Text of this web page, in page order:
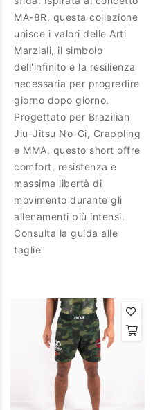
MA-8R, questa collezione
unisce i valori delle Arti
Marziali, il simbolo
dell'infinito e la resilienza
necessaria per progredire
giorno dopo giorno.
Progettato per Brazilian
Jiu-Jitsu No-Gi, Grappling
e MMA, questo short offre
comfort, resistenza e
massima libertà di
movimento durante gli
allenamenti più intensi.
Consulta la guida alle
taglie